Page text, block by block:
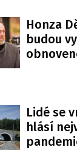
Honza
budou
Lidé se
hlásí